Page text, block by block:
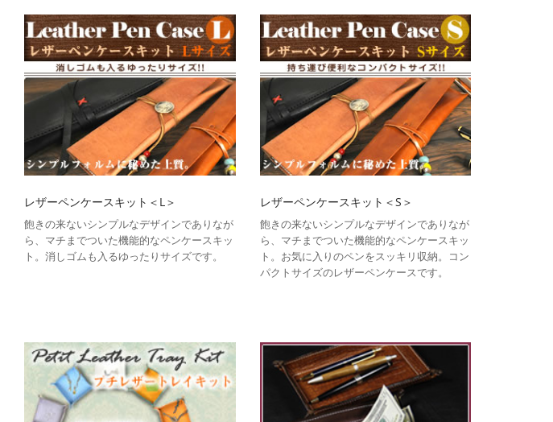
レザーペンケースキット＜L＞
飽きの来ないシンプルなデザインでありなが
ら、マチまでついた機能的なペンケースキッ
ト。消しゴムも入るゆったりサイズです。
レザーペンケースキット＜S＞
飽きの来ないシンプルなデザインでありなが
ら、マチまでついた機能的なペンケースキッ
ト。お気に入りのペンをスッキリ収納。コン
パクトサイズのレザーペンケースです。